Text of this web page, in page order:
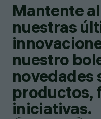
Mantente
nuestras
nuestro
novedades
productos,
iniciativas.